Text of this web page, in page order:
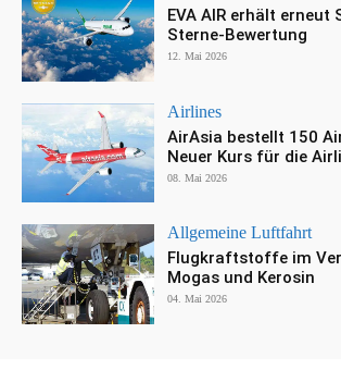
EVA AIR erhält erneut
Sterne-Bewertung
12. Mai 2026
Airlines
AirAsia bestellt 150
Neuer Kurs für die
08. Mai 2026
Allgemeine Luftfahrt
Flugkraftstoffe im
Mogas und Kerosin
04. Mai 2026